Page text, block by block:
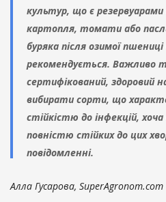
культур, що є
картопля, томати або
буряка після озимої
рекомендується. Важливо
сертифікований, здоровий
вибирати сорти, що
стійкістю до інфекцій, хоча
повністю стійких до цих
повідомленні.
Алла Гусарова, SuperAgronom.com